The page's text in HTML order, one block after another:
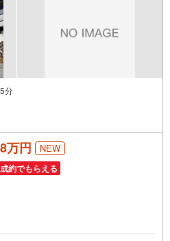
分
万円 NEW
成約でもらえる